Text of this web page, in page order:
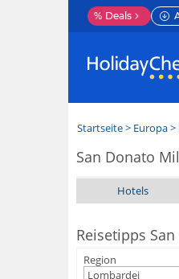
% Deals
Startseite> Europa>
San Donato
Hotels
Reisetipps
Region